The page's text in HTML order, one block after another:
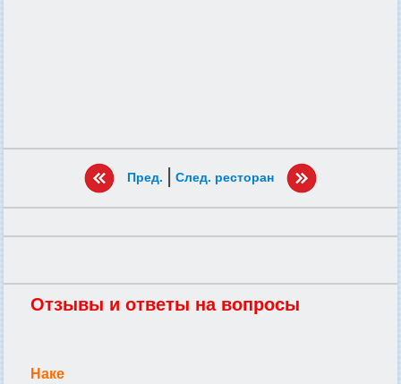
Пред. | След. ресторан
Отзывы и ответы на вопросы
Наке